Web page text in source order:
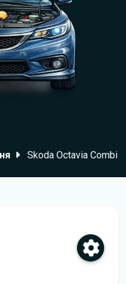
Skoda Octavia Combi